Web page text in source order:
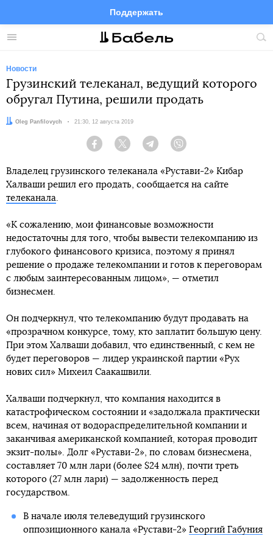
Меню
Поддержать
FacebookTelegramTwitter
Новости
Грузинский телеканал, ведущий которого
обругал Путина, решили продать
Автор:
Oleg Panfilovych Дата:
21:30, 12 августа 2019
Facebook Twitter Telegram
Владелец грузинского телеканала «Рустави-2» Кибар
Халваши решил его продать, сообщается на сайте
телеканала.
«К сожалению, мои финансовые возможности
недостаточны для того, чтобы вывести телекомпанию из
глубокого финансового кризиса, поэтому я принял
решение о продаже телекомпании и готов к переговорам
с любым заинтересованным лицом», — отметил
бизнесмен.
Он подчеркнул, что телекомпанию будут продавать на
«прозрачном конкурсе, тому, кто заплатит большую цену.
При этом Халваши добавил, что единственный, с кем не
будет переговоров — лидер украинской партии «Рух
нових сил» Михеил Саакашвили.
Халваши подчеркнул, что компания находится в
катастрофическом состоянии и «задолжала практически
всем, начиная от водораспределительной компании и
заканчивая американской компанией, которая проводит
экзит-полы». Долг «Рустави-2», по словам бизнесмена,
составляет 70 млн лари (более $24 млн), почти треть
которого (27 млн ​​лари) — задолженность перед
государством.
В начале июля телеведущий грузинского
оппозиционного канала «Рустави-2» Георгий Габуния